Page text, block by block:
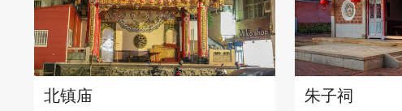
北镇庙 朱子祠